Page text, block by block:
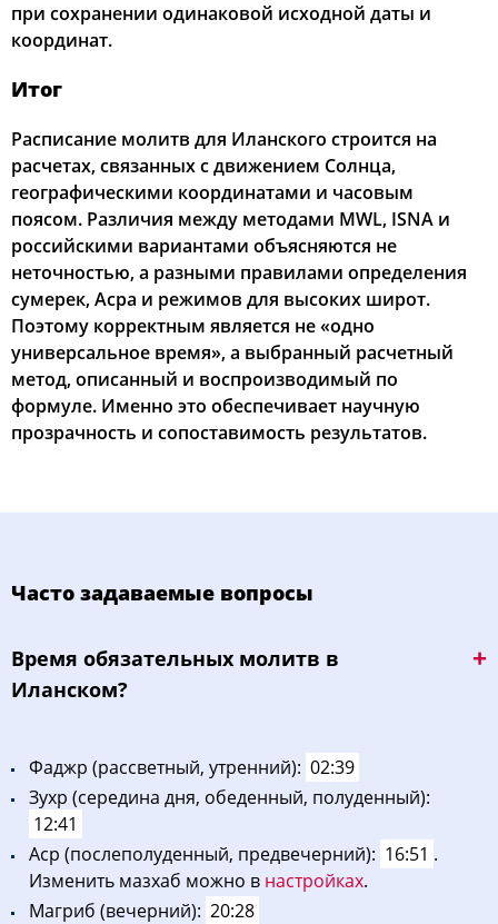
при сохранении одинаковой исходной даты и
координат.
Итог
Расписание молитв для Иланского строится на
расчетах, связанных с движением Солнца,
географическими координатами и часовым
поясом. Различия между методами MWL, ISNA и
российскими вариантами объясняются не
неточностью, а разными правилами определения
сумерек, Асра и режимов для высоких широт.
Поэтому корректным является не «одно
универсальное время», а выбранный расчетный
метод, описанный и воспроизводимый по
формуле. Именно это обеспечивает научную
прозрачность и сопоставимость результатов.
Часто задаваемые вопросы
Bpeмя oбязaтeльных мoлитв в
Иланском?
Фaджp (рассветный, утренний): 02:39
Зухp (середина дня, обеденный, полуденный):
12:41
Acp (послеполуденный, предвечерний): 16:51 .
Изменить мазхаб можно в настройках.
Maгриб (вечерний): 20:28